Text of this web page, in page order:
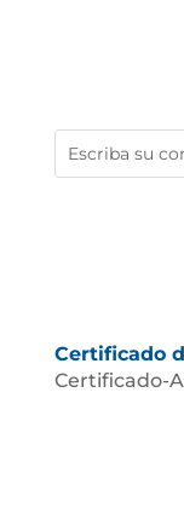
Certificado
Certificado-